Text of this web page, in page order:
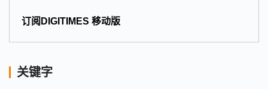
订阅DIGITIMES 移动版
关键字